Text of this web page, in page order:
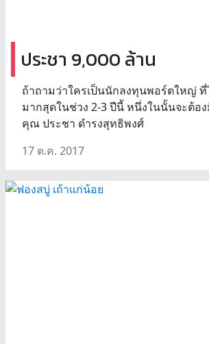
ประชา 9,000 ล้าน
ถ้าถามว่าใครเป็นนักลงทุนพอร์ตใหญ่
มากสุดในช่วง 2-3 ปีนี้ หนึ่งในนั้นจะต้อ
คุณ ประชา ดำรงสุทธิพงศ์
17 ต.ค. 2017